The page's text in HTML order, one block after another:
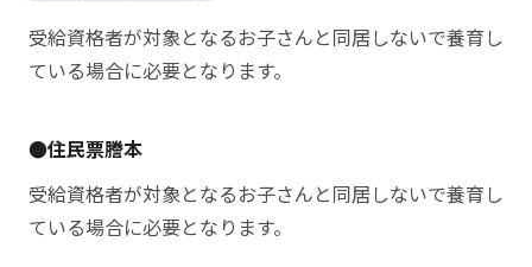
受給資格者が対象となるお子さんと同居しないで養育し
ている場合に必要となります。
●住民票謄本
受給資格者が対象となるお子さんと同居しないで養育し
ている場合に必要となります。